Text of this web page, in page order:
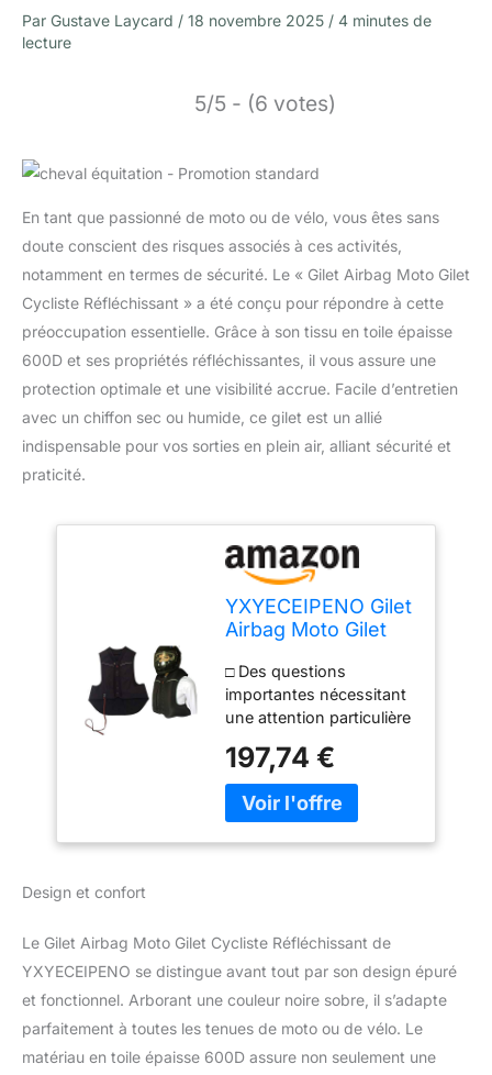
Par Gustave Laycard / 18 novembre 2025 / 4 minutes de
lecture
5/5 - (6 votes)
En tant que passionné de moto ou de vélo, vous êtes sans
doute conscient des risques associés à ces activités,
notamment en termes de sécurité. Le « Gilet Airbag Moto Gilet
Cycliste Réfléchissant » a été conçu pour répondre à cette
préoccupation essentielle. Grâce à son tissu en toile épaisse
600D et ses propriétés réfléchissantes, il vous assure une
protection optimale et une visibilité accrue. Facile d’entretien
avec un chiffon sec ou humide, ce gilet est un allié
indispensable pour vos sorties en plein air, alliant sécurité et
praticité.
YXYECEIPENO Gilet
Airbag Moto Gilet
Réfléchissant Tissu
en Toile Épaisse
600D Utilisez Un
Chiffon Sec Ou
Humide, Une
Brosse À Dents
pour Frotter
Convient pour La
□ Des questions
importantes nécessitant
une attention particulière
CO2 sont une haute
pression et ne peuvent
être envoyés de
pays.Le calibre est une
demi-barreau au
système britannique et la
recommandée d'acheter
60CC ou 38g. □
197,74 €
Design et confort
Le Gilet Airbag Moto Gilet Cycliste Réfléchissant de
YXYECEIPENO se distingue avant tout par son design épuré
et fonctionnel. Arborant une couleur noire sobre, il s’adapte
parfaitement à toutes les tenues de moto ou de vélo. Le
matériau en toile épaisse 600D assure non seulement une